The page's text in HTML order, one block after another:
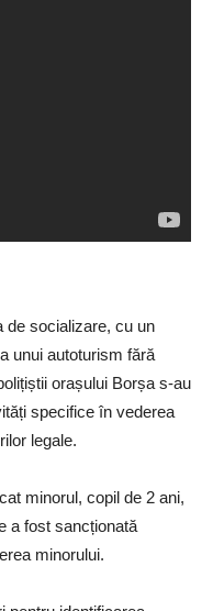
de socializare, cu un
unui autoturism fără
orașului Borșa s-au
specifice în vederea
legale.
minorul, copil de 2 ani,
a fost sancționată
minorului.